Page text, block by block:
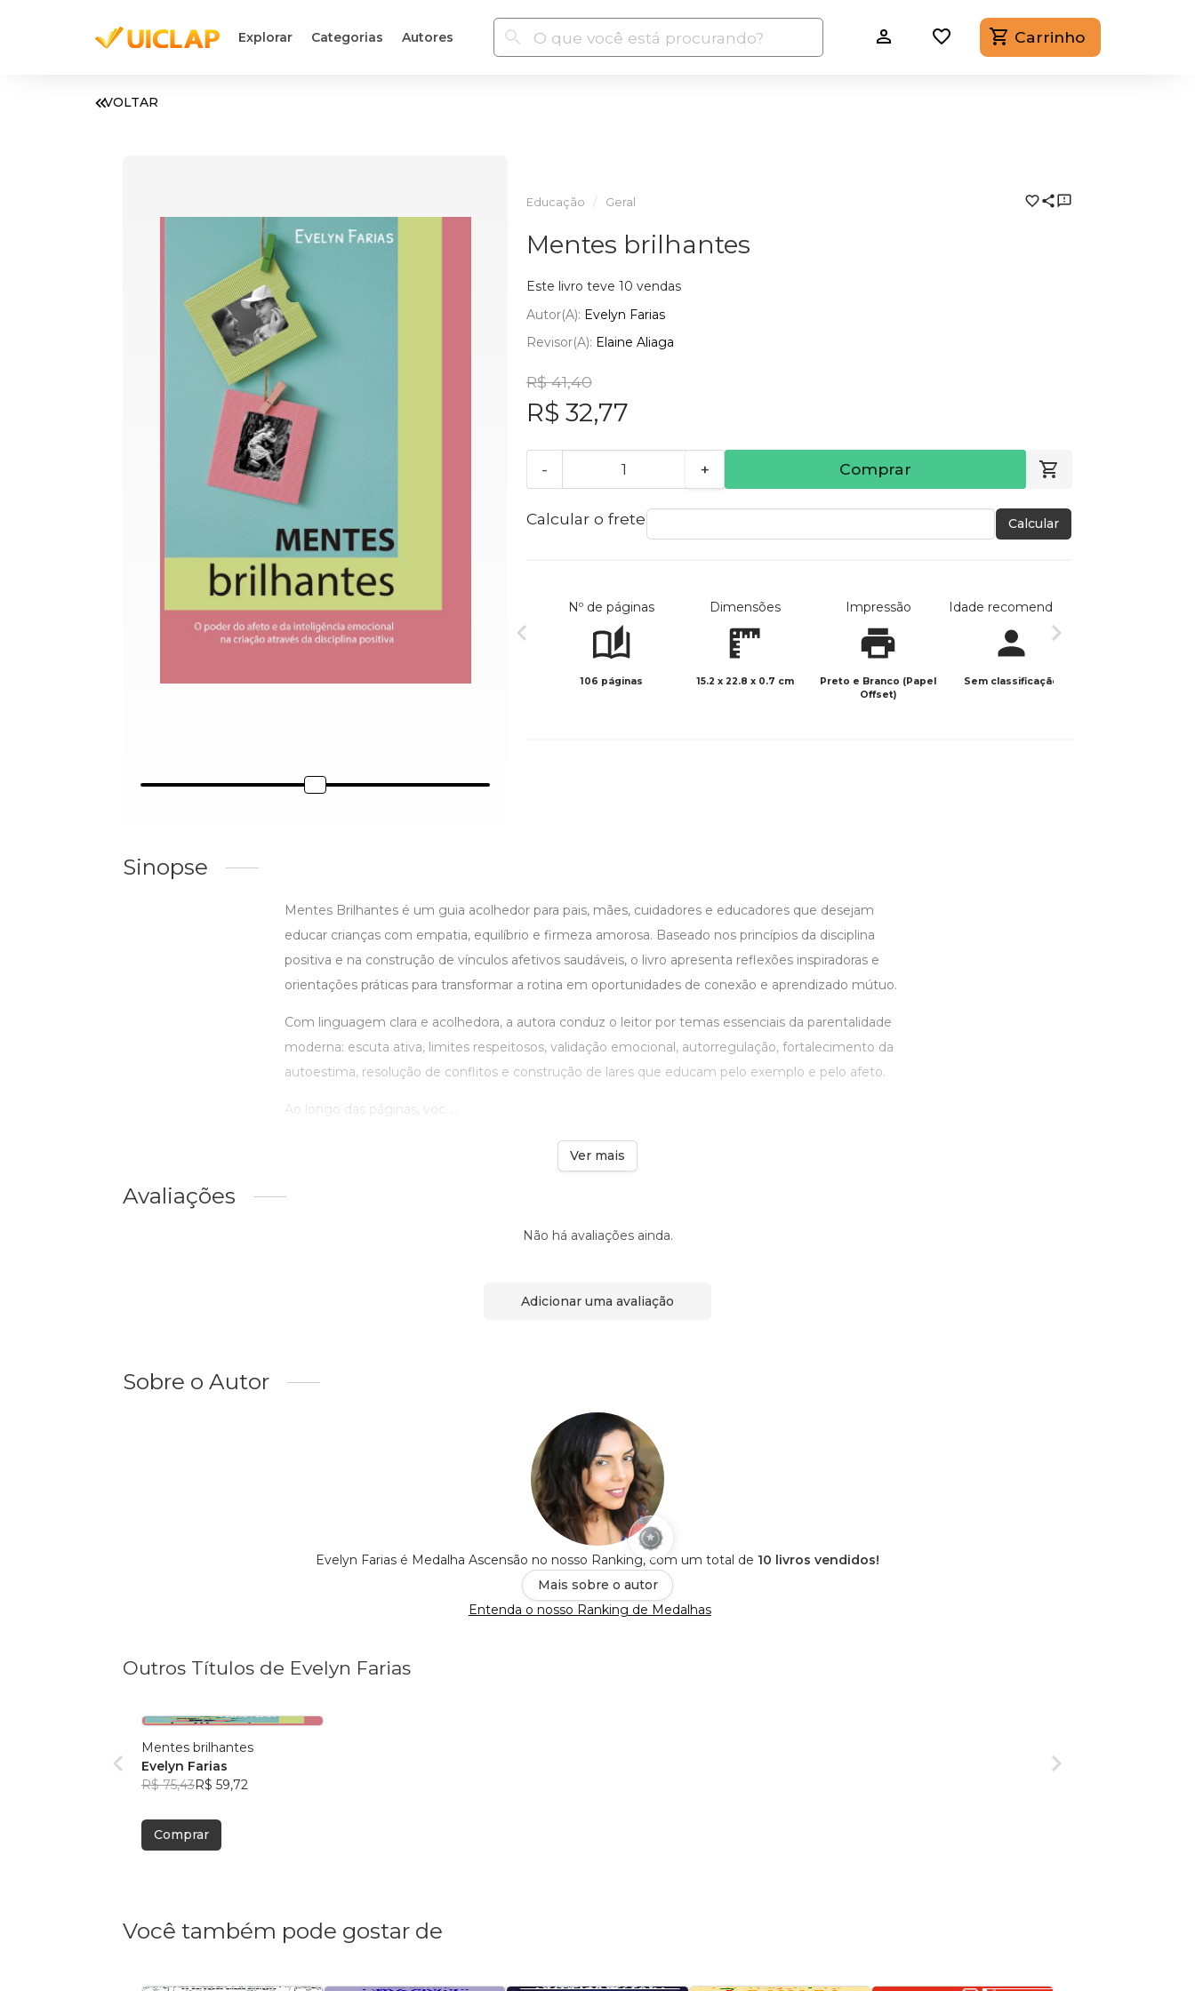
Explorar Categorias Autores Carrinho
VOLTAR
Educação Geral
Mentes brilhantes
Este livro teve 10 vendas
Autor(a): Evelyn Farias
Revisor(a): Elaine Aliaga
R$ 41,40
R$ 32,77
- + Comprar
Calcular o frete Calcular
Nº de páginas
106 páginas
Dimensões
15.2 x 22.8 x 0.7 cm
Impressão
Preto e Branco (Papel
Offset)
Idade recomendada
Sem classificação
Sinopse
Mentes Brilhantes é um guia acolhedor para pais, mães, cuidadores e educadores que desejam
educar crianças com empatia, equilíbrio e firmeza amorosa. Baseado nos princípios da disciplina
positiva e na construção de vínculos afetivos saudáveis, o livro apresenta reflexões inspiradoras e
orientações práticas para transformar a rotina em oportunidades de conexão e aprendizado mútuo.
Com linguagem clara e acolhedora, a autora conduz o leitor por temas essenciais da parentalidade
moderna: escuta ativa, limites respeitosos, validação emocional, autorregulação, fortalecimento da
autoestima, resolução de conflitos e construção de lares que educam pelo exemplo e pelo afeto.
Ao longo das páginas, voc ...
Ver mais
Avaliações
Não há avaliações ainda.
Adicionar uma avaliação
Sobre o Autor
Evelyn Farias é Medalha Ascensão no nosso Ranking, com um total de 10 livros vendidos!
Mais sobre o autor
Entenda o nosso Ranking de Medalhas
Outros Títulos de Evelyn Farias
Mentes brilhantes
Evelyn Farias
R$ 75,43R$ 59,72
Comprar
Você também pode gostar de